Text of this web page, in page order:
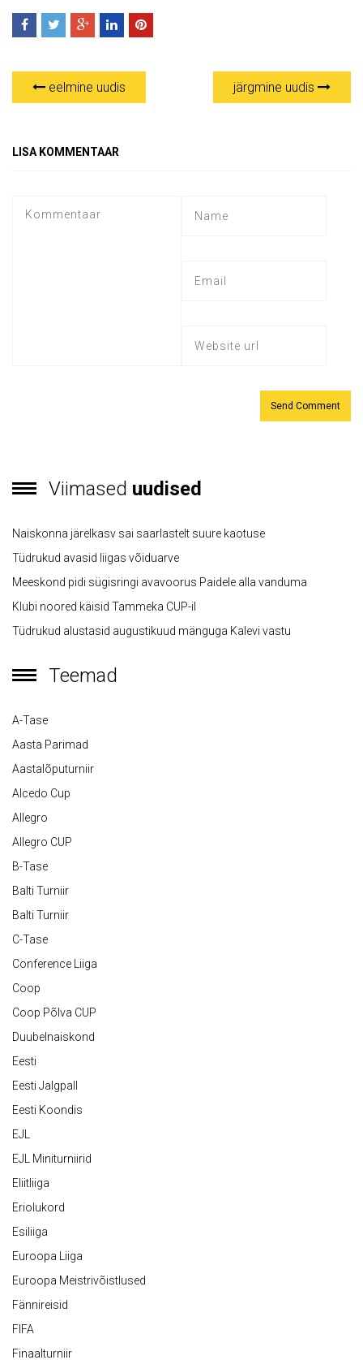
eelmine uudis järgmine uudis
LISA KOMMENTAAR
Viimased uudised
Naiskonna järelkasv sai saarlastelt suure kaotuse
Tüdrukud avasid liigas võiduarve
Meeskond pidi sügisringi avavoorus Paidele alla vanduma
Klubi noored käisid Tammeka CUP-il
Tüdrukud alustasid augustikuud mänguga Kalevi vastu
Teemad
A-Tase
Aasta Parimad
Aastalõputurniir
Alcedo Cup
Allegro
Allegro CUP
B-Tase
Balti Turniir
Balti Turniir
C-Tase
Conference Liiga
Coop
Coop Põlva CUP
Duubelnaiskond
Eesti
Eesti Jalgpall
Eesti Koondis
EJL
EJL Miniturniirid
Eliitliiga
Eriolukord
Esiliiga
Euroopa Liiga
Euroopa Meistrivõistlused
Fännireisid
FIFA
Finaalturniir